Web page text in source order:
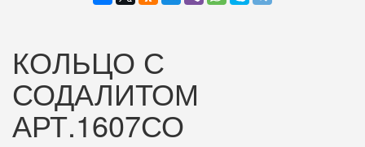
КОЛЬЦО С
СОДАЛИТОМ
АРТ.1607СО